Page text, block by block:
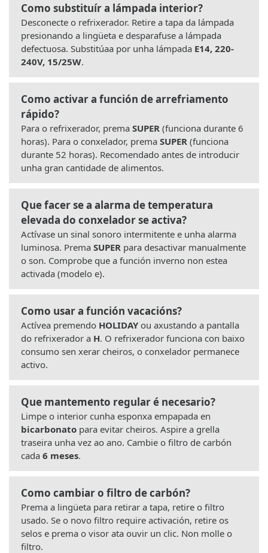
Como substituír a lámpada interior?
Desconecte o refrixerador. Retire a tapa da lámpada
presionando a lingüeta e desparafuse a lámpada
defectuosa. Substitúaa por unha lámpada E14, 220-
240V, 15/25W.
Como activar a función de arrefriamento
rápido?
Para o refrixerador, prema SUPER (funciona durante 6
horas). Para o conxelador, prema SUPER (funciona
durante 52 horas). Recomendado antes de introducir
unha gran cantidade de alimentos.
Que facer se a alarma de temperatura
elevada do conxelador se activa?
Actívase un sinal sonoro intermitente e unha alarma
luminosa. Prema SUPER para desactivar manualmente
o son. Comprobe que a función inverno non estea
activada (modelo e).
Como usar a función vacacións?
Actívea premendo HOLIDAY ou axustando a pantalla
do refrixerador a H. O refrixerador funciona con baixo
consumo sen xerar cheiros, o conxelador permanece
activo.
Que mantemento regular é necesario?
Limpe o interior cunha esponxa empapada en
bicarbonato para evitar cheiros. Aspire a grella
traseira unha vez ao ano. Cambie o filtro de carbón
cada 6 meses.
Como cambiar o filtro de carbón?
Prema a lingüeta para retirar a tapa, retire o filtro
usado. Se o novo filtro require activación, retire os
selos e prema o visor ata ouvir un clic. Non molle o
filtro.